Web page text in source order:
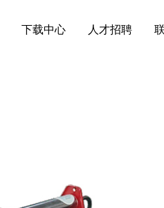
下载中心 人才招聘